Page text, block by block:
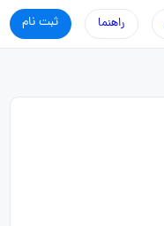
ثبت نام راهنما